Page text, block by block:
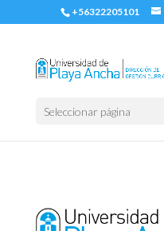
+56322205101
Seleccionar página